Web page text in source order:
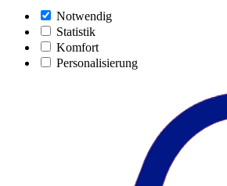
Notwendig
Statistik
Komfort
Personalisierung